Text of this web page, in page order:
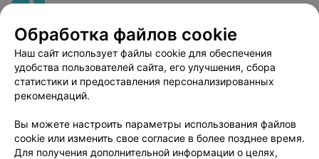
Добавить специалиста
Обработка файлов cookie
Наш сайт использует файлы cookie для обеспечения
удобства пользователей сайта, его улучшения, сбора
статистики и предоставления персонализированных
рекомендаций.
Вы можете настроить параметры использования файлов
cookie или изменить свое согласие в более позднее время.
Для получения дополнительной информации о целях,